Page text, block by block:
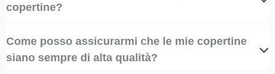
copertine?
Come posso assicurarmi che le mie copertine
siano sempre di alta qualità?